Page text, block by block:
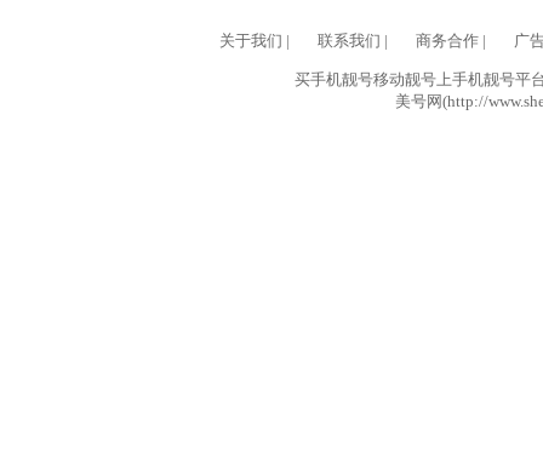
关于我们 | 联系我们 | 商务合作| 广
买手机靓号移动靓号上手机靓号平
美号网(http://